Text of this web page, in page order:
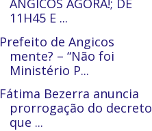
ANGICOS AGORA!; DE
11H45 E ...
Prefeito de Angicos
mente? – “Não foi
Ministério P...
Fátima Bezerra anuncia
prorrogação do decreto
que ...